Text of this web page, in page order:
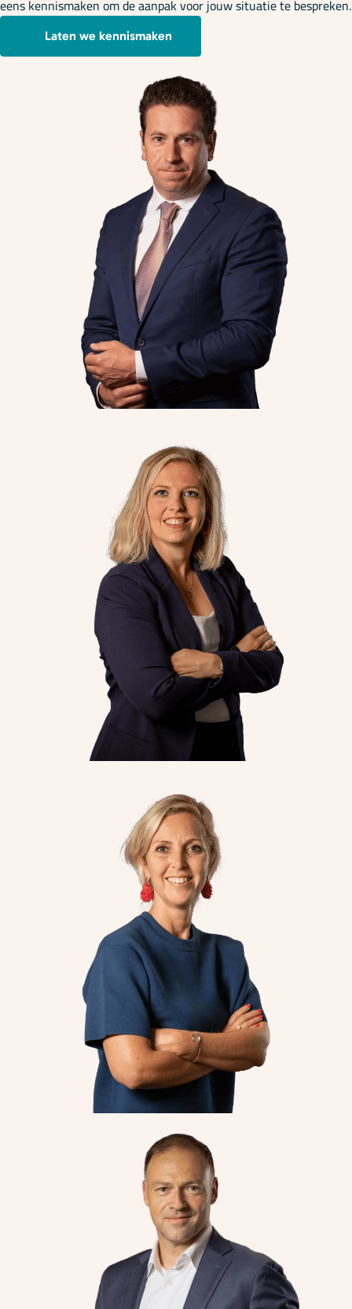
eens kennismaken om de aanpak voor jouw situatie te bespreken.
Laten we kennismaken